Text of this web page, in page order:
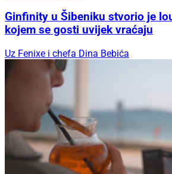
Ginfinity u Šibeniku stvorio je
kojem se gosti uvijek vraćaju
Uz Fenixe i chefa Dina Bebića